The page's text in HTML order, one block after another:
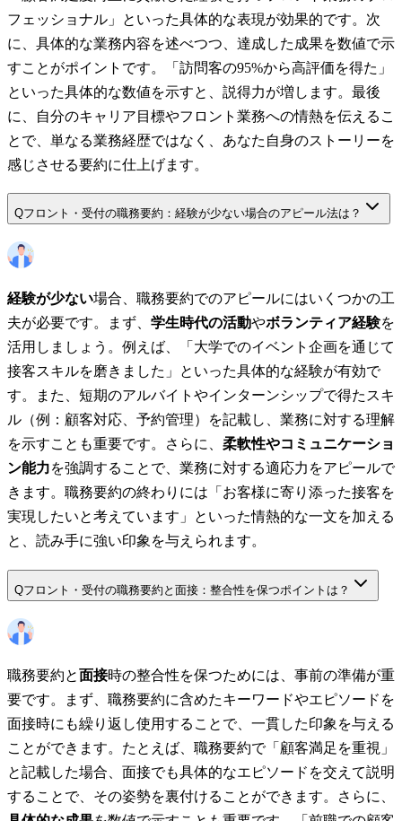
フェッショナル」といった具体的な表現が効果的です。次
に、具体的な業務内容を述べつつ、達成した成果を数値で示
すことがポイントです。「訪問客の95%から高評価を得た」
といった具体的な数値を示すと、説得力が増します。最後
に、自分のキャリア目標やフロント業務への情熱を伝えるこ
とで、単なる業務経歴ではなく、あなた自身のストーリーを
感じさせる要約に仕上げます。
Qフロント・受付の職務要約：経験が少ない場合のアピール法は？
経験が少ない場合、職務要約でのアピールにはいくつかの工
夫が必要です。まず、 学生時代の活動やボランティア経験を
活用しましょう。例えば、「大学でのイベント企画を通じて
接客スキルを磨きました」といった具体的な経験が有効で
す。また、短期のアルバイトやインターンシップで得たスキ
ル（例：顧客対応、予約管理）を記載し、業務に対する理解
を示すことも重要です。さらに、 柔軟性やコミュニケーショ
ン能力を強調することで、業務に対する適応力をアピールで
きます。職務要約の終わりには「お客様に寄り添った接客を
実現したいと考えています」といった情熱的な一文を加える
と、読み手に強い印象を与えられます。
Qフロント・受付の職務要約と面接：整合性を保つポイントは？
職務要約と面接時の整合性を保つためには、事前の準備が重
要です。まず、職務要約に含めたキーワードやエピソードを
面接時にも繰り返し使用することで、一貫した印象を与える
ことができます。たとえば、職務要約で「顧客満足を重視」
と記載した場合、面接でも具体的なエピソードを交えて説明
することで、その姿勢を裏付けることができます。さらに、